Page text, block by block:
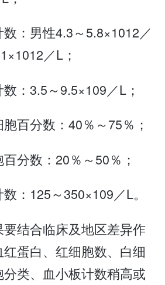
数：男性4.3～5.8×1012／
／L；
数：3.5～9.5×109／L；
胞百分数：40％～75％；
百分数：20％～50％；
数：125～350×109／L。
结合临床及地区差异作
蛋白、红细胞数、白细
类、血小板计数稍高或